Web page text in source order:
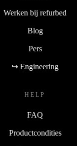
Werken bij refurbed
Blog
Pers
↪ Engineering
HELP
FAQ
Productcondities